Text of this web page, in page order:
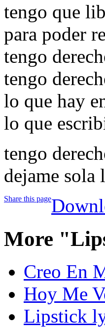
tengo que
para poder
tengo
tengo
lo que hay
lo que
tengo
dejame sola
Share this page
More
Creo En
Hoy Me
Lipstick